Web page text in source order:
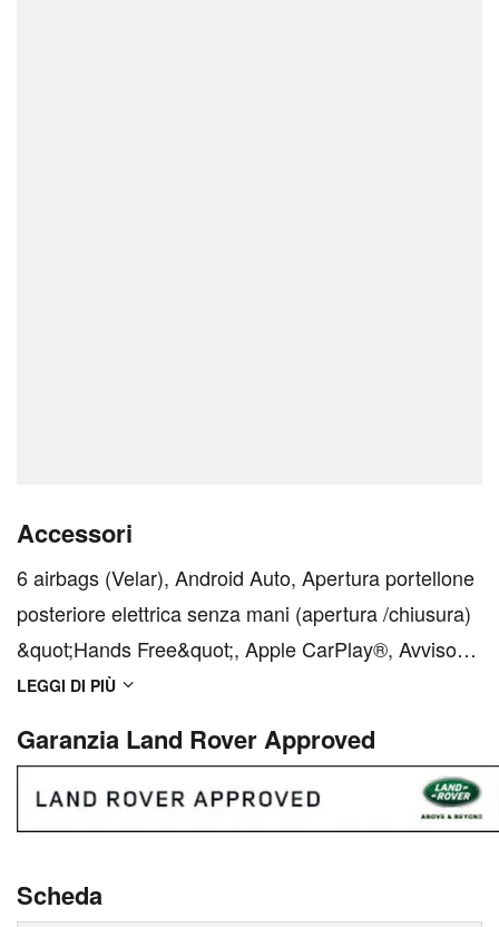
Accessori
6 airbags (Velar), Android Auto, Apertura portellone
posteriore elettrica senza mani (apertura /chiusura)
&quot;Hands Free&quot;, Apple CarPlay®, Avviso
cinture di sicurezza slacciate, Badge
HSE, Blind Spot Assist, Bluetooth connectivity,
Brake pad w...
LEGGI DI PIÙ
Garanzia Land Rover Approved
Scheda